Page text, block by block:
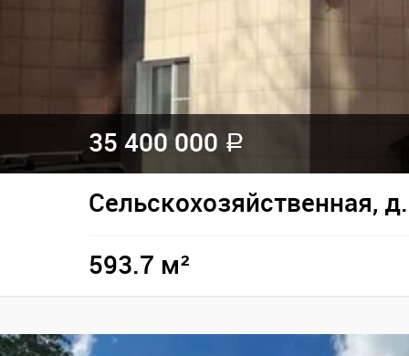
35 400 000 a
Сельскохозяйственная,
593.7 м²